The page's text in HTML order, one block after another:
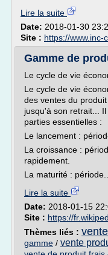
Lire la suite
Date: 2018-01-30
Site : https://www.inc-
Gamme de
Le cycle de vie
Le cycle de vie
des ventes du
jusqu'à son retrait...
parties essentielles :
Le lancement :
La croissance :
rapidement.
La maturité : période...
Lire la suite
Date: 2018-01-15
Site : https://
Thèmes liés :
gamme / vente